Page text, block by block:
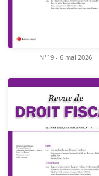
N°19 - 6 mai 2026